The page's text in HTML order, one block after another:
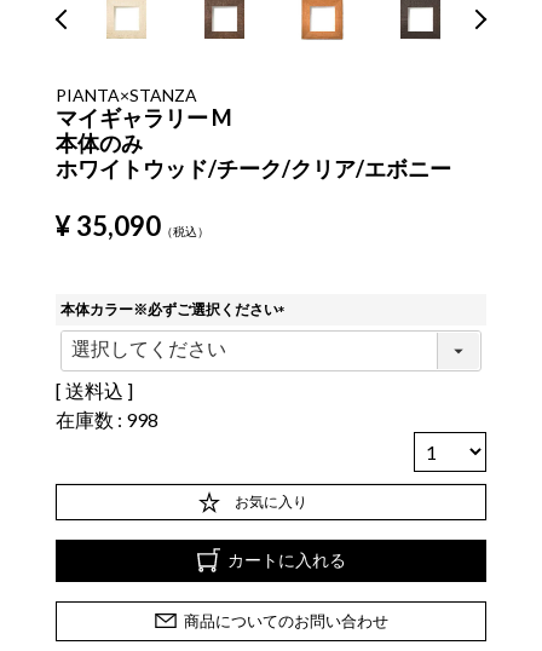
PIANTA×STANZA
マイギャラリー M
本体のみ
ホワイトウッド/チーク/クリア/エボニー
¥35,090 税込
本体カラー※必ずご選択ください
(
送料込
在庫数
998
お気に入り
カートに入れる
商品についてのお問い合わせ